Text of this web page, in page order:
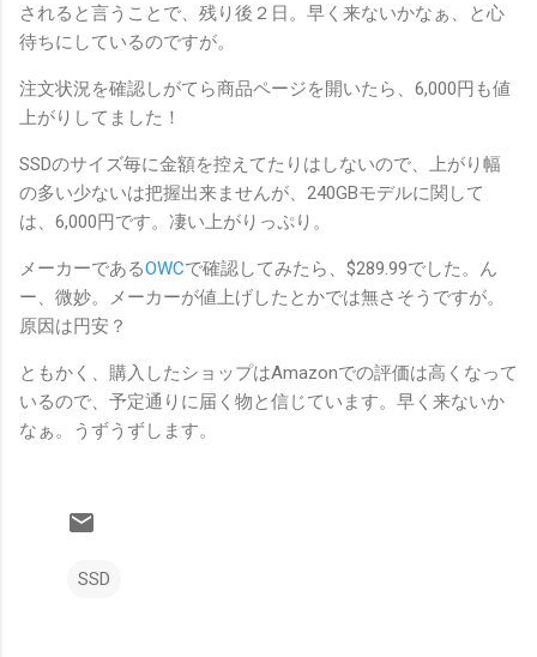
されると言うことで、残り後２日。早く来ないかなぁ、と心
待ちにしているのですが。
注文状況を確認しがてら商品ページを開いたら、6,000円も値
上がりしてました！
SSDのサイズ毎に金額を控えてたりはしないので、上がり幅
の多い少ないは把握出来ませんが、240GBモデルに関して
は、6,000円です。凄い上がりっぷり。
メーカーであるOWCで確認してみたら、$289.99でした。ん
ー、微妙。メーカーが値上げしたとかでは無さそうですが。
原因は円安？
ともかく、購入したショップはAmazonでの評価は高くなって
いるので、予定通りに届く物と信じています。早く来ないか
なぁ。うずうずします。
SSD